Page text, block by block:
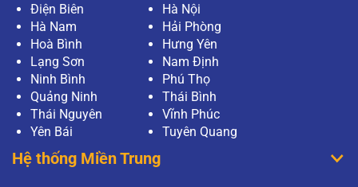
Điện Biên
Hà Nội
Hà Nam
Hải Phòng
Hoà Bình
Hưng Yên
Lạng Sơn
Nam Định
Ninh Bình
Phú Thọ
Quảng Ninh
Thái Bình
Thái Nguyên
Vĩnh Phúc
Yên Bái
Tuyên Quang
Hệ thống Miền Trung